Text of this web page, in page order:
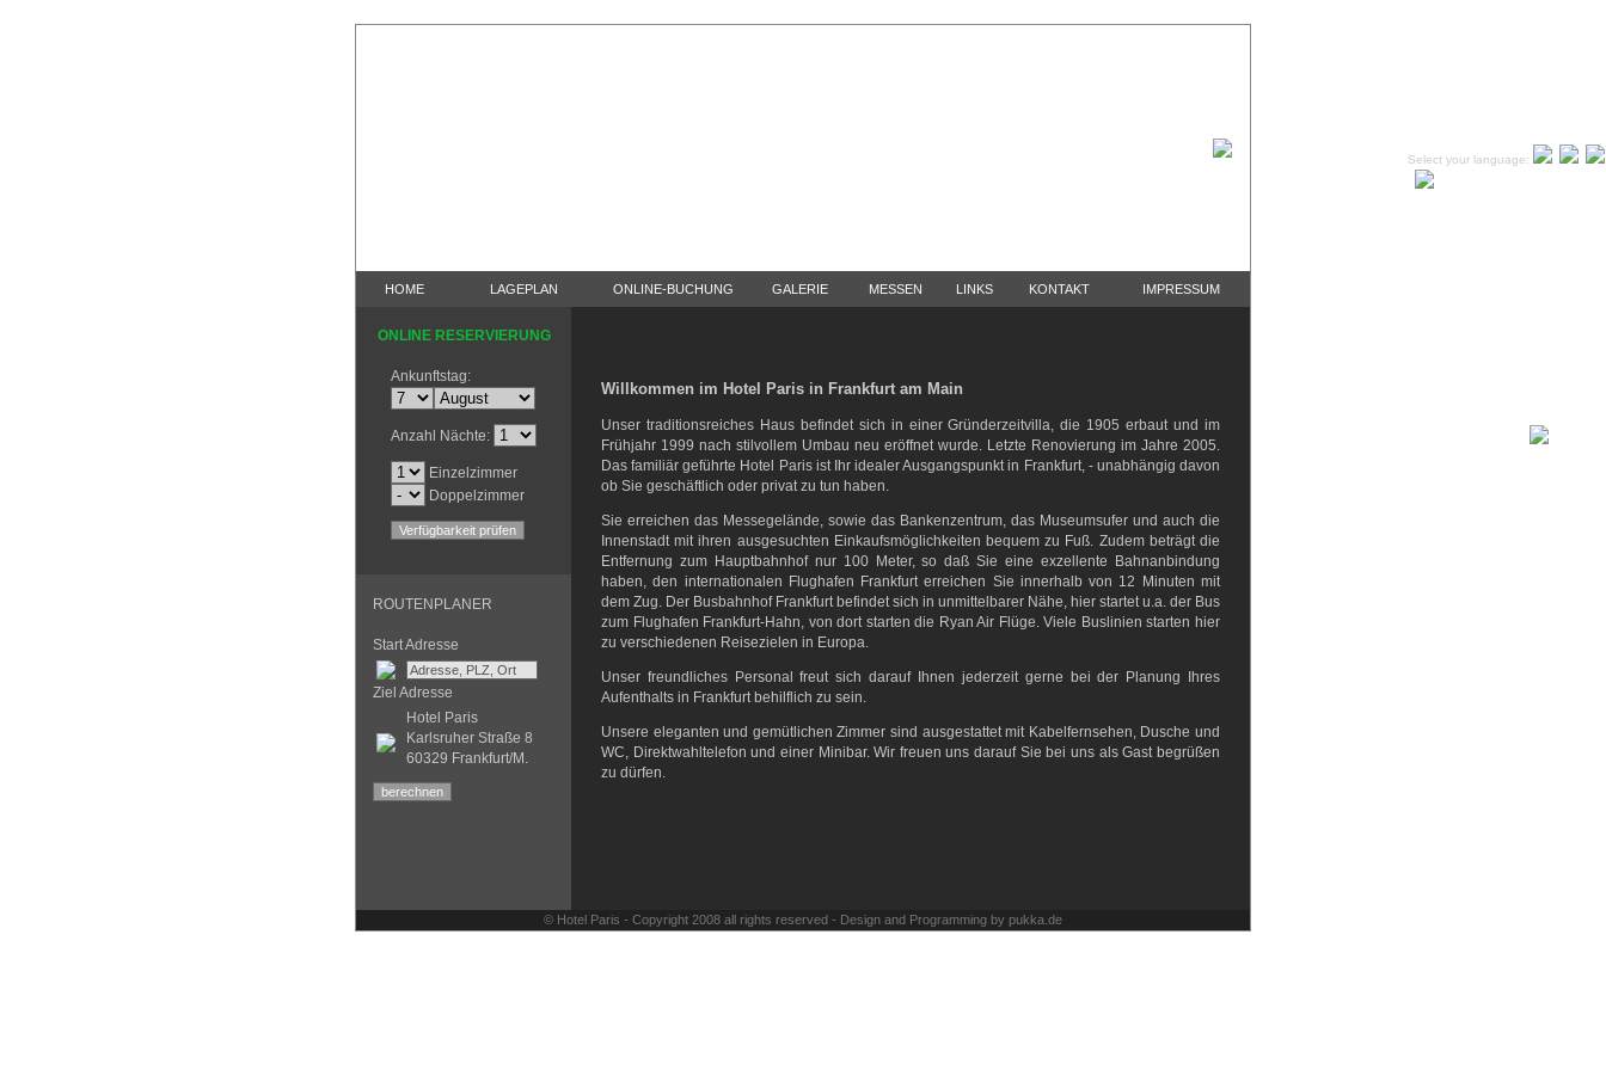
Select your language:
HOME LAGEPLAN ONLINE-BUCHUNG GALERIE MESSEN LINKS KONTAKT IMPRESSUM
ONLINE RESERVIERUNG
Ankunftstag:
Anzahl Nächte:
Einzelzimmer
Doppelzimmer
ROUTENPLANER
Start Adresse
Ziel Adresse
Hotel Paris
Karlsruher Straße 8
60329 Frankfurt/M.
Willkommen im Hotel Paris in Frankfurt am Main
Unser traditionsreiches Haus befindet sich in einer Gründerzeitvilla, die 1905 erbaut und im
Frühjahr 1999 nach stilvollem Umbau neu eröffnet wurde. Letzte Renovierung im Jahre 2005.
Das familiär geführte Hotel Paris ist Ihr idealer Ausgangspunkt in Frankfurt, - unabhängig davon
ob Sie geschäftlich oder privat zu tun haben.
Sie erreichen das Messegelände, sowie das Bankenzentrum, das Museumsufer und auch die
Innenstadt mit ihren ausgesuchten Einkaufsmöglichkeiten bequem zu Fuß. Zudem beträgt die
Entfernung zum Hauptbahnhof nur 100 Meter, so daß Sie eine exzellente Bahnanbindung
haben, den internationalen Flughafen Frankfurt erreichen Sie innerhalb von 12 Minuten mit
dem Zug. Der Busbahnhof Frankfurt befindet sich in unmittelbarer Nähe, hier startet u.a. der Bus
zum Flughafen Frankfurt-Hahn, von dort starten die Ryan Air Flüge. Viele Buslinien starten hier
zu verschiedenen Reisezielen in Europa.
Unser freundliches Personal freut sich darauf Ihnen jederzeit gerne bei der Planung Ihres
Aufenthalts in Frankfurt behilflich zu sein.
Unsere eleganten und gemütlichen Zimmer sind ausgestattet mit Kabelfernsehen, Dusche und
WC, Direktwahltelefon und einer Minibar. Wir freuen uns darauf Sie bei uns als Gast begrüßen
zu dürfen.
© Hotel Paris - Copyright 2008 all rights reserved - Design and Programming by pukka.de